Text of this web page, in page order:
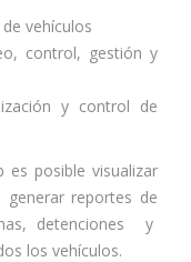
vehículos
control, gestión y
y control de
es posible visualizar
reportes de
detenciones y
los vehículos.